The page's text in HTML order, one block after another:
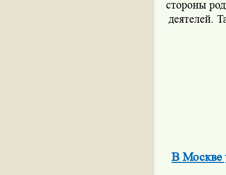
стороны
деятелей.
В Москве